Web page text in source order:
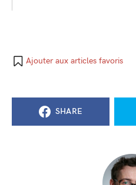
Ajouter aux articles favoris
SHARE